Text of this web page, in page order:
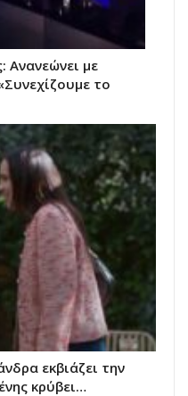
με
το
εκβιάζει την
κρύβει…